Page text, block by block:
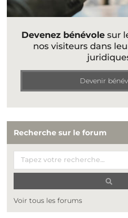
Devenez bénévolesur
nos visiteurs dans
Devenir
Recherche sur le forum
Voir tous les forums